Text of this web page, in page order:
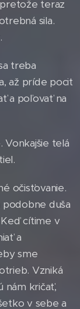
teraz
sila.
treba
až príde pocit
a poľovať na
Vonkajšie telá
očisťovanie.
duša
Keď cítime v
a
sme
Vzniká
nám kričať,
v sebe a